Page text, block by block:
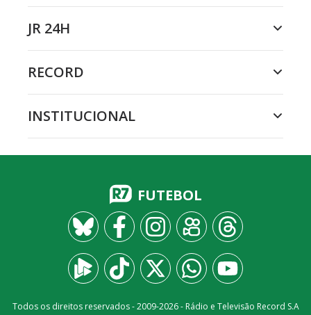
JR 24H
RECORD
INSTITUCIONAL
FUTEBOL
Todos os direitos reservados - 2009-2026- Rádio e Televisão Record S.A